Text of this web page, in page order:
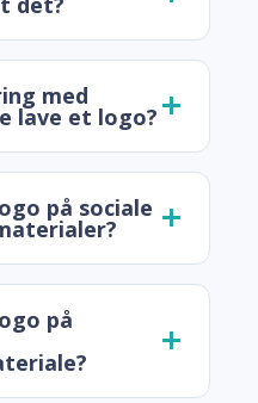
med
lave et logo?
på sociale
på